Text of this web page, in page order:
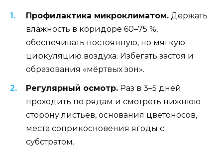
Профилактика микроклиматом. Держать
влажность в коридоре 60–75 %,
обеспечивать постоянную, но мягкую
циркуляцию воздуха. Избегать застоя и
образования «мёртвых зон».
Регулярный осмотр. Раз в 3–5 дней
проходить по рядам и смотреть нижнюю
сторону листьев, основания цветоносов,
места соприкосновения ягоды с
субстратом.